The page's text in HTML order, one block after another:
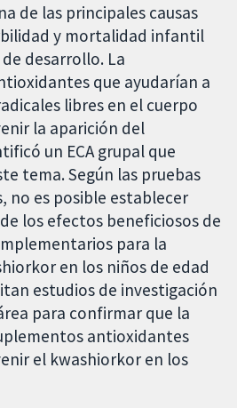
de las principales causas
y mortalidad infantil
desarrollo. La
que ayudarían a
libres en el cuerpo
la aparición del
un ECA grupal que
tema. Según las pruebas
no es posible establecer
los efectos beneficiosos de
para la
en los niños de edad
estudios de investigación
para confirmar que la
antioxidantes
el kwashiorkor en los